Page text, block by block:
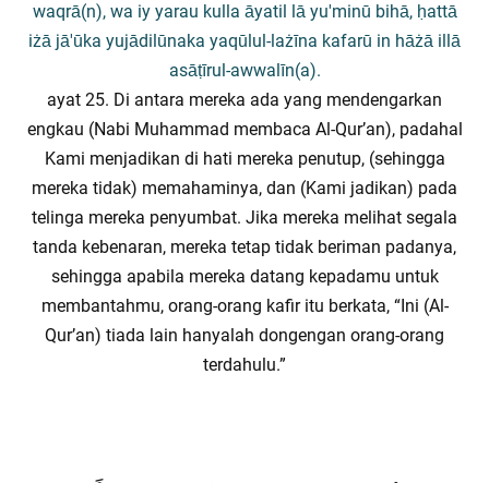
waqrā(n), wa iy yarau kulla āyatil lā yu'minū bihā, ḥattā
iżā jā'ūka yujādilūnaka yaqūlul-lażīna kafarū in hāżā illā
asāṭīrul-awwalīn(a).
ayat 25. Di antara mereka ada yang mendengarkan
engkau (Nabi Muhammad membaca Al-Qur’an), padahal
Kami menjadikan di hati mereka penutup, (sehingga
mereka tidak) memahaminya, dan (Kami jadikan) pada
telinga mereka penyumbat. Jika mereka melihat segala
tanda kebenaran, mereka tetap tidak beriman padanya,
sehingga apabila mereka datang kepadamu untuk
membantahmu, orang-orang kafir itu berkata, “Ini (Al-
Qur’an) tiada lain hanyalah dongengan orang-orang
terdahulu.”